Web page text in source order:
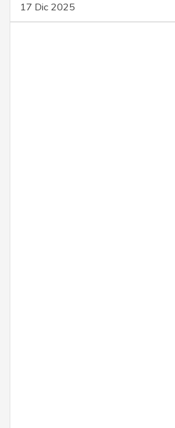
17 Dic 2025